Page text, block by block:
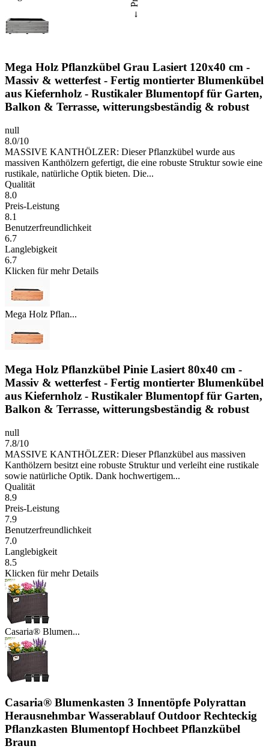
Mega Holz Pflanzkübel Grau Lasiert 120x40 cm -
Massiv & wetterfest - Fertig montierter Blumenkübel
aus Kiefernholz - Rustikaler Blumentopf für Garten,
Balkon & Terrasse, witterungsbeständig & robust
null
8.0/10
MASSIVE KANTHÖLZER: Dieser Pflanzkübel wurde aus
massiven Kanthölzern gefertigt, die eine robuste Struktur sowie eine
rustikale, natürliche Optik bieten. Die...
Qualität
8.0
Preis-Leistung
8.1
Benutzerfreundlichkeit
6.7
Langlebigkeit
6.7
Klicken für mehr Details
Mega Holz Pflan...
Mega Holz Pflanzkübel Pinie Lasiert 80x40 cm -
Massiv & wetterfest - Fertig montierter Blumenkübel
aus Kiefernholz - Rustikaler Blumentopf für Garten,
Balkon & Terrasse, witterungsbeständig & robust
null
7.8/10
MASSIVE KANTHÖLZER: Dieser Pflanzkübel aus massiven
Kanthölzern besitzt eine robuste Struktur und verleiht eine rustikale
sowie natürliche Optik. Dank hochwertigem...
Qualität
8.9
Preis-Leistung
7.9
Benutzerfreundlichkeit
7.0
Langlebigkeit
8.5
Klicken für mehr Details
Casaria® Blumen...
Casaria® Blumenkasten 3 Innentöpfe Polyrattan
Herausnehmbar Wasserablauf Outdoor Rechteckig
Pflanzkasten Blumentopf Hochbeet Pflanzkübel
Braun